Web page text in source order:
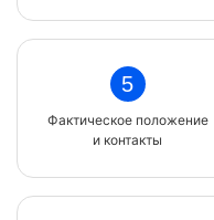
5
Фактическое положение
и контакты